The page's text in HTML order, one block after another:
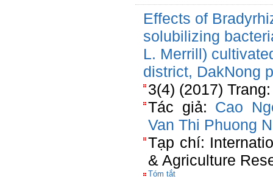
Effects of
solubilizing
L. Merrill)
district, DakNong
3(4) (2017)
Tác giả: Cao
Van Thi Phuong
Tạp chí:
& Agriculture
Tóm tắt